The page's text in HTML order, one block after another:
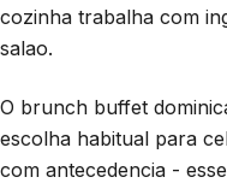
cozinha trabalha com
salao.
O brunch buffet
escolha habitual para
com antecedencia -